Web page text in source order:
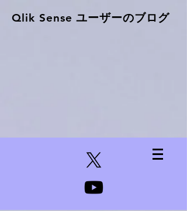
Qlik Sense ​ユーザーのブログ